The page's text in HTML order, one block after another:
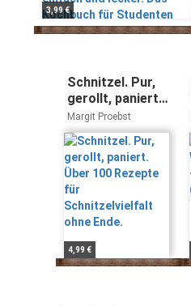
3,99 €
Schnitzel. Pur,
gerollt, paniert.
Über 100
Rezepte für
Schnitzelvielfalt
ohne Ende.
Margit Proebst
4,99 €